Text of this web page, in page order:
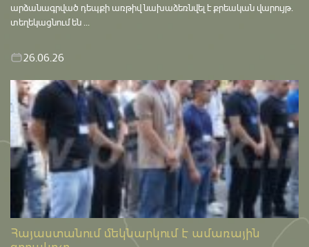
արձանագրված դեպքի առթիվ նախաձեռնվել է քրեական վարույթ․
տեղեկացնում են ...
26.06.26
Հայաստանում մեկնարկում է ամառային